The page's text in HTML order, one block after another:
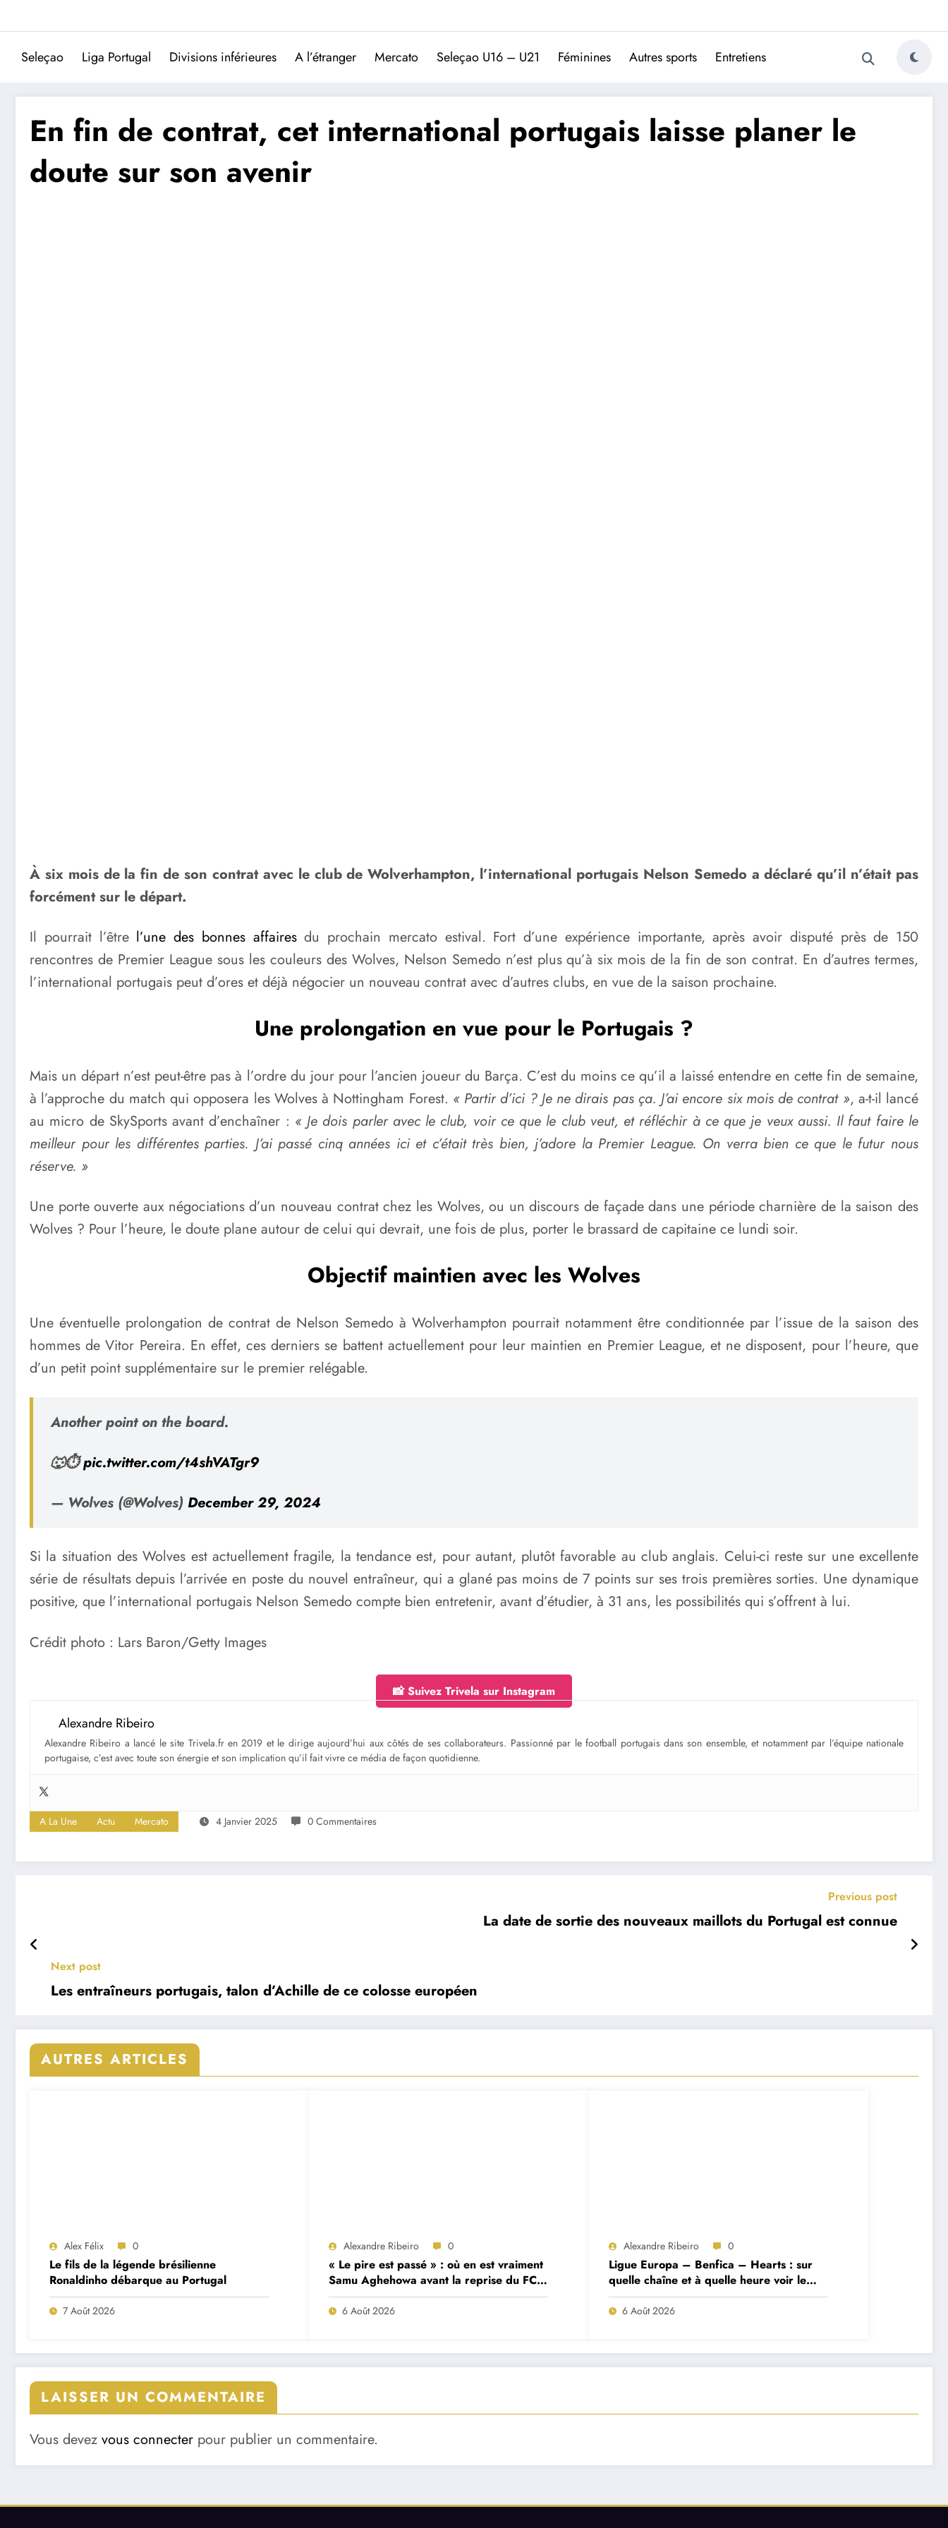
Trivela
L'actualité du football portugais
Seleçao Liga Portugal Divisions inférieures A l’étranger Mercato Seleçao U16 – U21 Féminines Autres sports Entretiens
En fin de contrat, cet international portugais laisse planer le
doute sur son avenir
À six mois de la fin de son contrat avec le club de Wolverhampton, l’international portugais Nelson Semedo a déclaré qu’il n’était pas
forcément sur le départ.
Il pourrait l’être l’une des bonnes affairesdu prochain mercato estival. Fort d’une expérience importante, après avoir disputé près de 150
rencontres de Premier League sous les couleurs des Wolves, Nelson Semedo n’est plus qu’à six mois de la fin de son contrat. En d’autres termes,
l’international portugais peut d’ores et déjà négocier un nouveau contrat avec d’autres clubs, en vue de la saison prochaine.
Une prolongation en vue pour le Portugais ?
Mais un départ n’est peut-être pas à l’ordre du jour pour l’ancien joueur du Barça. C’est du moins ce qu’il a laissé entendre en cette fin de semaine,
à l’approche du match qui opposera les Wolves à Nottingham Forest. « Partir d’ici ? Je ne dirais pas ça. J’ai encore six mois de contrat », a-t-il lancé
au micro de SkySports avant d’enchaîner : « Je dois parler avec le club, voir ce que le club veut, et réfléchir à ce que je veux aussi. Il faut faire le
meilleur pour les différentes parties. J’ai passé cinq années ici et c’était très bien, j’adore la Premier League. On verra bien ce que le futur nous
réserve. »
Une porte ouverte aux négociations d’un nouveau contrat chez les Wolves, ou un discours de façade dans une période charnière de la saison des
Wolves ? Pour l’heure, le doute plane autour de celui qui devrait, une fois de plus, porter le brassard de capitaine ce lundi soir.
Objectif maintien avec les Wolves
Une éventuelle prolongation de contrat de Nelson Semedo à Wolverhampton pourrait notamment être conditionnée par l’issue de la saison des
hommes de Vitor Pereira. En effet, ces derniers se battent actuellement pour leur maintien en Premier League, et ne disposent, pour l’heure, que
d’un petit point supplémentaire sur le premier relégable.
Another point on the board.
🐺⏱️pic.twitter.com/t4shVATgr9
— Wolves (@Wolves) December 29, 2024
Si la situation des Wolves est actuellement fragile, la tendance est, pour autant, plutôt favorable au club anglais. Celui-ci reste sur une excellente
série de résultats depuis l’arrivée en poste du nouvel entraîneur, qui a glané pas moins de 7 points sur ses trois premières sorties. Une dynamique
positive, que l’international portugais Nelson Semedo compte bien entretenir, avant d’étudier, à 31 ans, les possibilités qui s’offrent à lui.
Crédit photo : Lars Baron/Getty Images
📸 Suivez Trivela sur Instagram
Alexandre Ribeiro
Alexandre Ribeiro a lancé le site Trivela.fr en 2019 et le dirige aujourd’hui aux côtés de ses collaborateurs. Passionné par le football portugais dans son ensemble, et notamment par l’équipe nationale
portugaise, c’est avec toute son énergie et son implication qu’il fait vivre ce média de façon quotidienne.
A La Une Actu Mercato 4 Janvier 2025 0 Commentaires
Previous post
La date de sortie des nouveaux maillots du Portugal est connue
Next post
Les entraîneurs portugais, talon d’Achille de ce colosse européen
AUTRES ARTICLES
Alex Félix 0
Le fils de la légende brésilienne
Ronaldinho débarque au Portugal
7 Août 2026
Alexandre Ribeiro 0
« Le pire est passé » : où en est vraiment
Samu Aghehowa avant la reprise du FC
Porto ?
6 Août 2026
Alexandre Ribeiro 0
Ligue Europa – Benfica – Hearts : sur
quelle chaîne et à quelle heure voir le
match ?
6 Août 2026
LAISSER UN COMMENTAIRE
Vous devez vous connecter pour publier un commentaire.